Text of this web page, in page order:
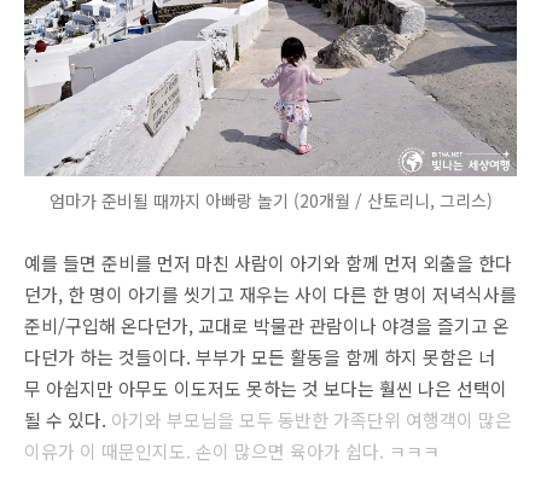
엄마가 준비될 때까지 아빠랑 놀기 (20개월 / 산토리니, 그리스)
예를 들면 준비를 먼저 마친 사람이 아기와 함께 먼저 외출을 한다
던가, 한 명이 아기를 씻기고 재우는 사이 다른 한 명이 저녁식사를
준비/구입해 온다던가, 교대로 박물관 관람이나 야경을 즐기고 온
다던가 하는 것들이다. 부부가 모든 활동을 함께 하지 못함은 너
무 아쉽지만 아무도 이도저도 못하는 것 보다는 훨씬 나은 선택이
될 수 있다. 아기와 부모님을 모두 동반한 가족단위 여행객이 많은
이유가 이 때문인지도. 손이 많으면 육아가 쉽다. ㅋㅋㅋ